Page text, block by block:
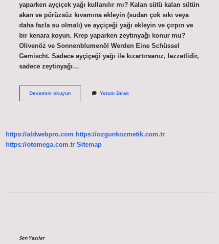
yaparken ayçiçek yağı kullanılır mı? Kalan sütü kalan sütün
akan ve pürüzsüz kıvamına ekleyin (sudan çok sıkı veya
daha fazla su olmalı) ve ayçiçeği yağı ekleyin ve çırpın ve
bir kenara koyun. Krep yaparken zeytinyağı konur mu?
Olivenöz ve Sonnenblumenöl Werden Eine Schüssel
Gemischt. Sadece ayçiçeği yağı ile kızartırsanız, lezzetlidir,
sadece zeytinyağı…
Devamını okuyunKrep
Yorum Bırak
https://aldwebpro.com https://ozgunkozmetik.com.tr
https://otomega.com.tr Sitemap
Son Yazılar